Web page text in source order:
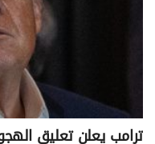
ترامب يعلن تعليق